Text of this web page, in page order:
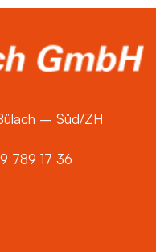
– Süd/ZH
789 17 36